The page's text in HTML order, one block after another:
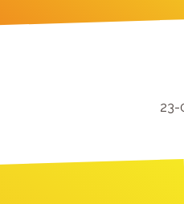
23-